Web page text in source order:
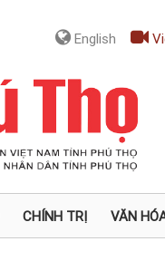
English
CHÍNH TRỊ VĂN